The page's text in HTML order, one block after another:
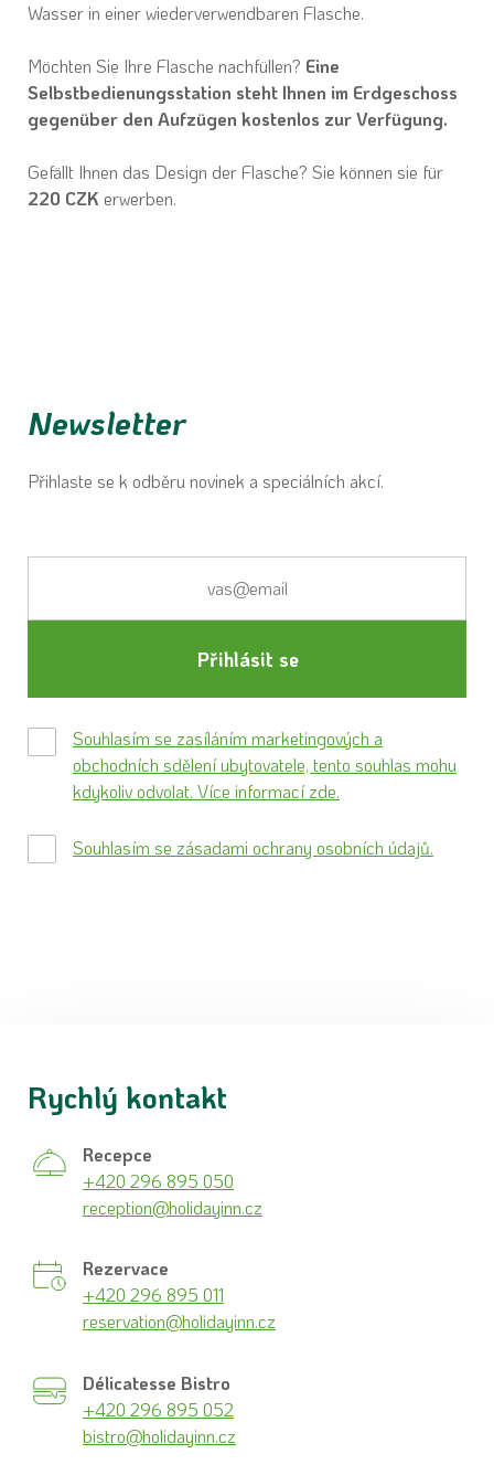
Wasser in einer wiederverwendbaren Flasche.
Möchten Sie Ihre Flasche nachfüllen? Eine
Selbstbedienungsstation steht Ihnen im Erdgeschoss
gegenüber den Aufzügen kostenlos zur Verfügung.
Gefällt Ihnen das Design der Flasche? Sie können sie für
220 CZK erwerben.
Newsletter
Přihlaste se k odběru novinek a speciálních akcí.
Přihlásit se
Souhlasím se zasíláním marketingových a
obchodních sdělení ubytovatele, tento souhlas mohu
kdykoliv odvolat. Více informací zde.
Souhlasím se zásadami ochrany osobních údajů.
Rychlý kontakt
Recepce
+420 296 895 050
reception@holidayinn.cz
Rezervace
+420 296 895 011
reservation@holidayinn.cz
Délicatesse Bistro
+420 296 895 052
bistro@holidayinn.cz